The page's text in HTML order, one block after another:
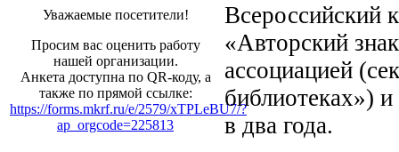
Уважаемые посетители!
Просим вас оценить работу
нашей организации.
Анкета доступна по QR-коду, а
также по прямой ссылке:
https://forms.mkrf.ru/e/2579/xTPLeBU7/?
ap_orgcode=225813
Всероссийский
«Авторский
ассоциацией
библиотеках»)
в два года.